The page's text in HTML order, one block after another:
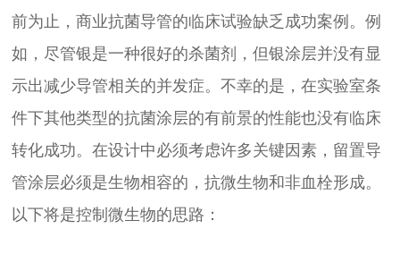
前为止，商业抗菌导管的临床试验缺乏成功案例。例
如，尽管银是一种很好的杀菌剂，但银涂层并没有显
示出减少导管相关的并发症。不幸的是，在实验室条
件下其他类型的抗菌涂层的有前景的性能也没有临床
转化成功。在设计中必须考虑许多关键因素，留置导
管涂层必须是生物相容的，抗微生物和非血栓形成。
以下将是控制微生物的思路：